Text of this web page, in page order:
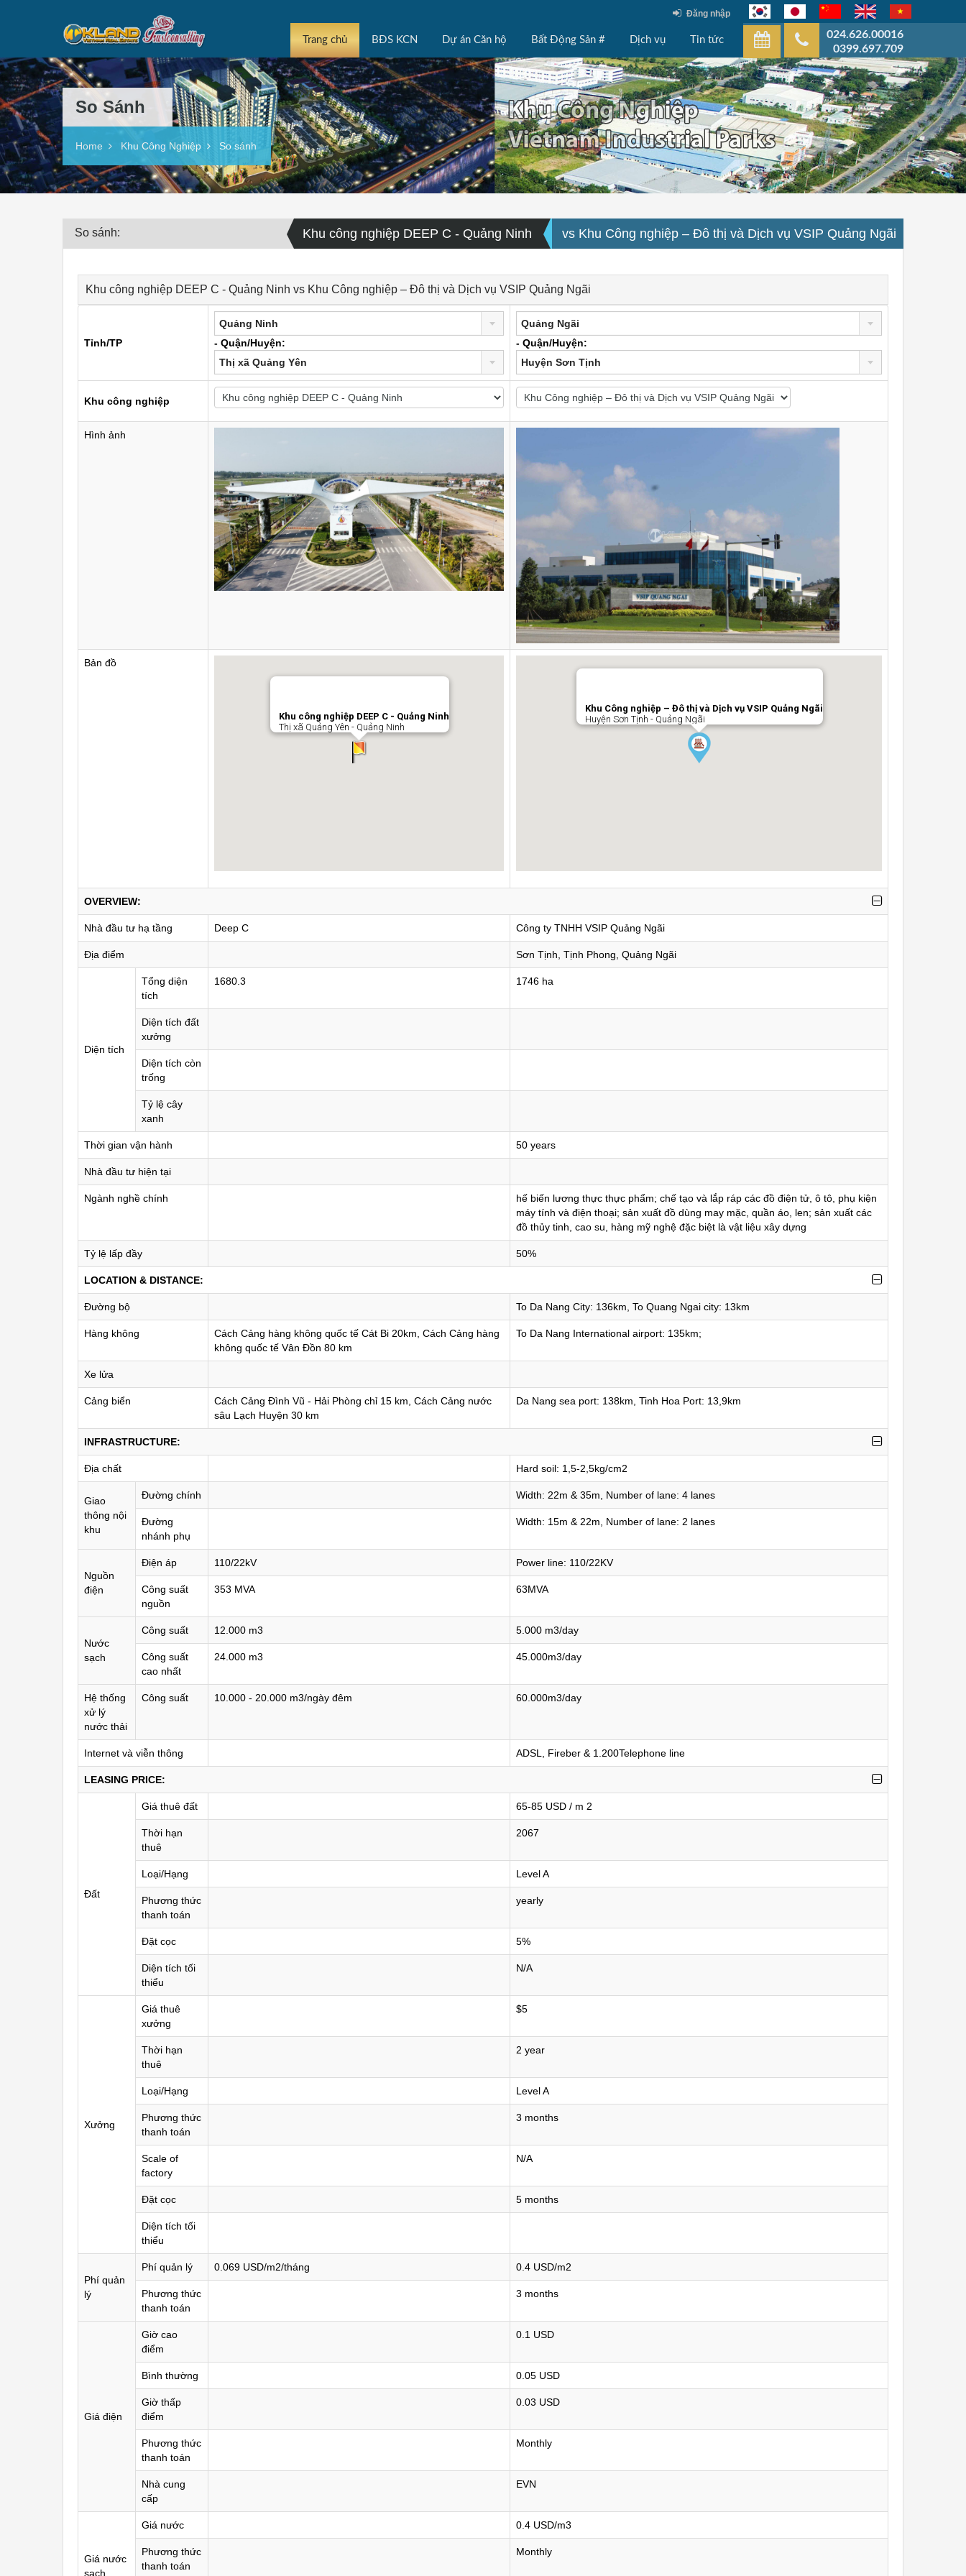
Đăng nhập
024.626.00016
0399.697.709
Trang chủ BĐS KCN Dự án Căn hộ Bất Động Sản # Dịch vụ Tin tức
So Sánh
Home Khu Công Nghiệp So sánh
So sánh: Khu công nghiệp DEEP C - Quảng Ninh vs Khu Công nghiệp – Đô thị và Dịch vụ VSIP Quảng Ngãi
Khu công nghiệp DEEP C - Quảng Ninh vs Khu Công nghiệp – Đô thị và Dịch vụ VSIP Quảng Ngãi
Tỉnh/TP
Quảng Ninh
- Quận/Huyện:
Thị xã Quảng Yên
Quảng Ngãi
- Quận/Huyện:
Huyện Sơn Tịnh
Khu công nghiệp
Hình ảnh
Bản đồ
Khu công nghiệp DEEP C - Quảng Ninh
Thị xã Quảng Yên - Quảng Ninh
Khu Công nghiệp – Đô thị và Dịch vụ VSIP Quảng Ngãi
Huyện Sơn Tịnh - Quảng Ngãi
OVERVIEW:
Nhà đầu tư hạ tầng Deep C Công ty TNHH VSIP Quảng Ngãi
Địa điểm Sơn Tịnh, Tịnh Phong, Quảng Ngãi
Diện tích
Tổng diện
tích
1680.3 1746 ha
Diện tích đất
xưởng
Diện tích còn
trống
Tỷ lệ cây
xanh
Thời gian vận hành 50 years
Nhà đầu tư hiện tại
Ngành nghề chính
hế biến lương thực thực phẩm; chế tạo và lắp ráp các đồ điện tử, ô tô, phụ kiện
máy tính và điện thoại; sản xuất đồ dùng may mặc, quần áo, len; sản xuất các
đồ thủy tinh, cao su, hàng mỹ nghệ đặc biệt là vật liệu xây dựng
Tỷ lệ lấp đầy 50%
LOCATION & DISTANCE:
Đường bộ To Da Nang City: 136km, To Quang Ngai city: 13km
Hàng không
Cách Cảng hàng không quốc tế Cát Bi 20km, Cách Cảng hàng
không quốc tế Vân Đồn 80 km
To Da Nang International airport: 135km;
Xe lửa
Cảng biển
Cách Cảng Đình Vũ - Hải Phòng chỉ 15 km, Cách Cảng nước
sâu Lạch Huyện 30 km
Da Nang sea port: 138km, Tinh Hoa Port: 13,9km
INFRASTRUCTURE:
Địa chất Hard soil: 1,5-2,5kg/cm2
Giao
thông nội
khu
Đường chính Width: 22m & 35m, Number of lane: 4 lanes
Đường
nhánh phụ
Width: 15m & 22m, Number of lane: 2 lanes
Nguồn
điện
Điện áp 110/22kV Power line: 110/22KV
Công suất
nguồn
353 MVA 63MVA
Nước
sạch
Công suất 12.000 m3 5.000 m3/day
Công suất
cao nhất
24.000 m3 45.000m3/day
Hệ thống
xử lý
nước thải
Công suất 10.000 - 20.000 m3/ngày đêm 60.000m3/day
Internet và viễn thông ADSL, Fireber & 1.200Telephone line
LEASING PRICE:
Đất
Giá thuê đất 65-85 USD / m 2
Thời hạn
thuê
2067
Loại/Hạng Level A
Phương thức
thanh toán
yearly
Đặt cọc 5%
Diện tích tối
thiểu
N/A
Xưởng
Giá thuê
xưởng
$5
Thời hạn
thuê
2 year
Loại/Hạng Level A
Phương thức
thanh toán
3 months
Scale of
factory
N/A
Đặt cọc 5 months
Diện tích tối
thiểu
Phí quản
lý
Phí quản lý 0.069 USD/m2/tháng 0.4 USD/m2
Phương thức
thanh toán
3 months
Giá điện
Giờ cao
điểm
0.1 USD
Bình thường 0.05 USD
Giờ thấp
điểm
0.03 USD
Phương thức
thanh toán
Monthly
Nhà cung
cấp
EVN
Giá nước
sạch
Giá nước 0.4 USD/m3
Phương thức
thanh toán
Monthly